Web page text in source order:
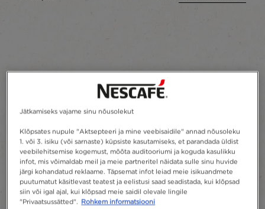
Jätkamiseks vajame sinu nõusolekut
Klõpsates nupule "Aktsepteeri ja mine veebisaidile" annad nõusoleku
1. või 3. isiku (või sarnaste) küpsiste kasutamiseks, et parandada üldist
veebilehitsemise kogemust, mõõta auditooriumi ja koguda kasulikku
infot, mis võimaldab meil ja meie partneritel näidata sulle sinu huvide
järgi kohandatud reklaame. Täpsemat infot leiad meie isikuandmete
puutumatut käsitlevast teatest ja eelistusi saad seadistada, kui klõpsad
siin või igal ajal, kui klõpsad meie saidil olevale lingile
"Privaatsussätted". Rohkem informatsiooni